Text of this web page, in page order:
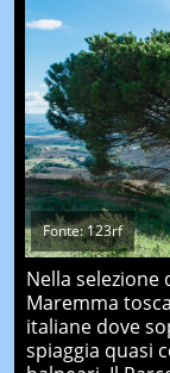
Fonte: 123rf
Nella selezione
Maremma
italiane dove
spiaggia quasi